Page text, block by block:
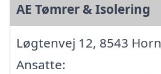
AE Tømrer & Isolering
Løgtenvej 12, 8543
Ansatte: